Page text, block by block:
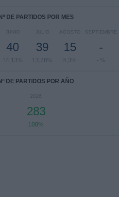
Nº DE PARTIDOS POR MES
JUNIO
40
14,13%
JULIO
39
13,78%
AGOSTO
15
5,3%
SEPTIEMBRE
-
- %
DE PARTIDOS POR AÑO
2026
283
100%